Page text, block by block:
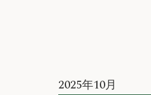
2025年10月